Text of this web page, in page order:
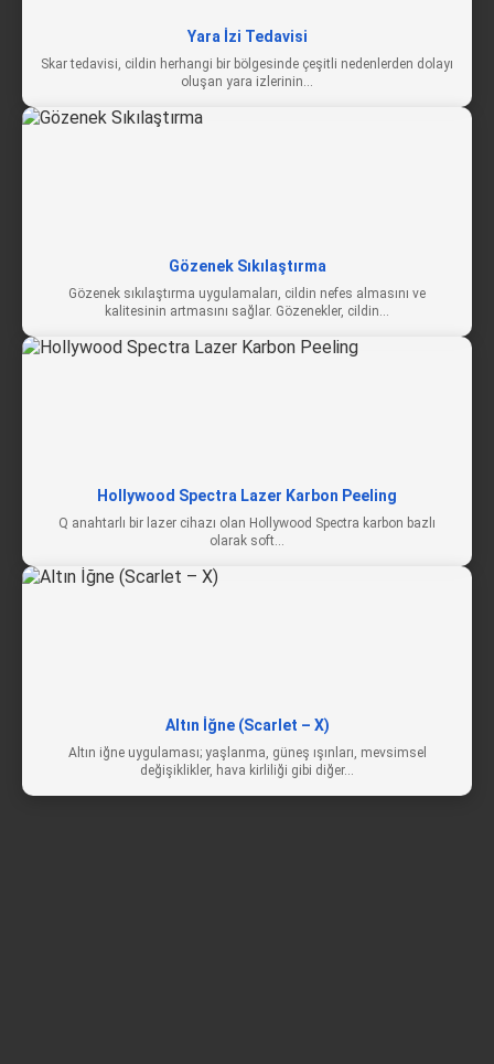
Yara İzi Tedavisi
Skar tedavisi, cildin herhangi bir bölgesinde çeşitli nedenlerden dolayı
oluşan yara izlerinin…
Gözenek Sıkılaştırma
Gözenek sıkılaştırma uygulamaları, cildin nefes almasını ve
kalitesinin artmasını sağlar. Gözenekler, cildin…
Hollywood Spectra Lazer Karbon Peeling
Q anahtarlı bir lazer cihazı olan Hollywood Spectra karbon bazlı
olarak soft…
Altın İğne (Scarlet – X)
Altın iğne uygulaması; yaşlanma, güneş ışınları, mevsimsel
değişiklikler, hava kirliliği gibi diğer…